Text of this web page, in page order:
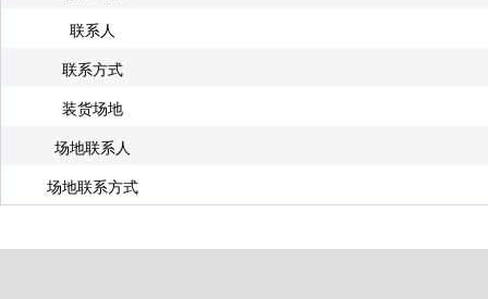
联系人
联系方式
装货场地
场地联系人
场地联系方式